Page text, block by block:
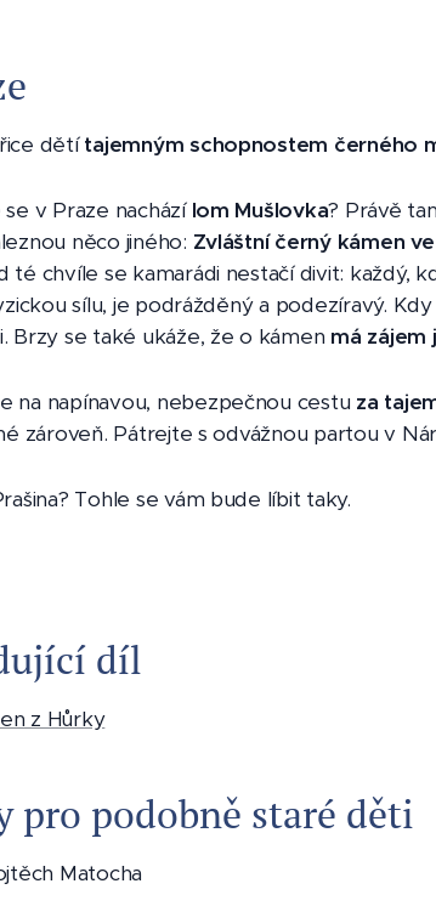
z Mušlovky - Veronika Valentová /
dětítajemným schopnostem černého
v Praze nachází lom Mušlovka? Právě
něco jiného: Zvláštní černý kámen
té chvíle se kamarádi nestačí divit: každý,
sílu, je podrážděný a podezíravý.
Brzy se také ukáže, že o kámen má zájem
na napínavou, nebezpečnou cestu za
zároveň. Pátrejte s odvážnou partou v
Tohle se vám bude líbit taky.
díl
z Hůrky
pro podobně staré děti
Matocha